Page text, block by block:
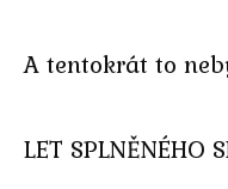
A tentokrát to
LET SPLNĚNÉHO